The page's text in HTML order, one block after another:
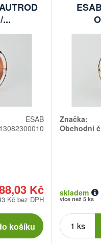
...
ESAB
Kč
Kč bez DPH
košíku
Značka:
Obchodní
skladem
více než 5 ks